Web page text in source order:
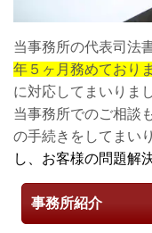
当事務所の代表司法
年５ヶ月務めており
に対応してまいりま
当事務所でのご相談
の手続きをしてまい
し、お客様の問題解
事務所紹介